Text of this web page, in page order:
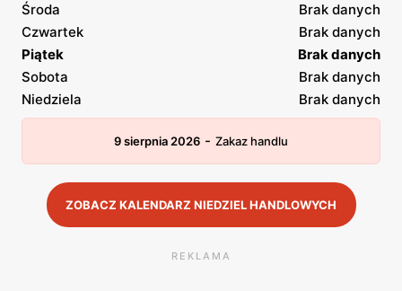
Środa
Brak danych
Czwartek
Brak danych
Piątek
Brak danych
Sobota
Brak danych
Niedziela
Brak danych
9 sierpnia 2026 - Zakaz handlu
ZOBACZ KALENDARZ NIEDZIEL HANDLOWYCH
REKLAMA